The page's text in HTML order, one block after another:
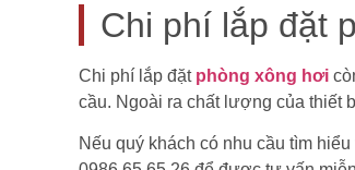
Chi phí lắp đặt
Chi phí lắp đặtphòng xông hơi
cầu. Ngoài ra chất lượng của thiết
Nếu quý khách có nhu cầu tìm hiểu